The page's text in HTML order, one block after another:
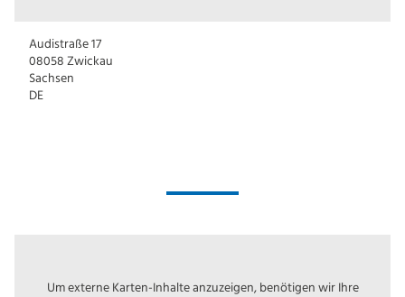
Audistraße 17
08058Zwickau
Sachsen
DE
Um externe Karten-Inhalte anzuzeigen, benötigen wir Ihre